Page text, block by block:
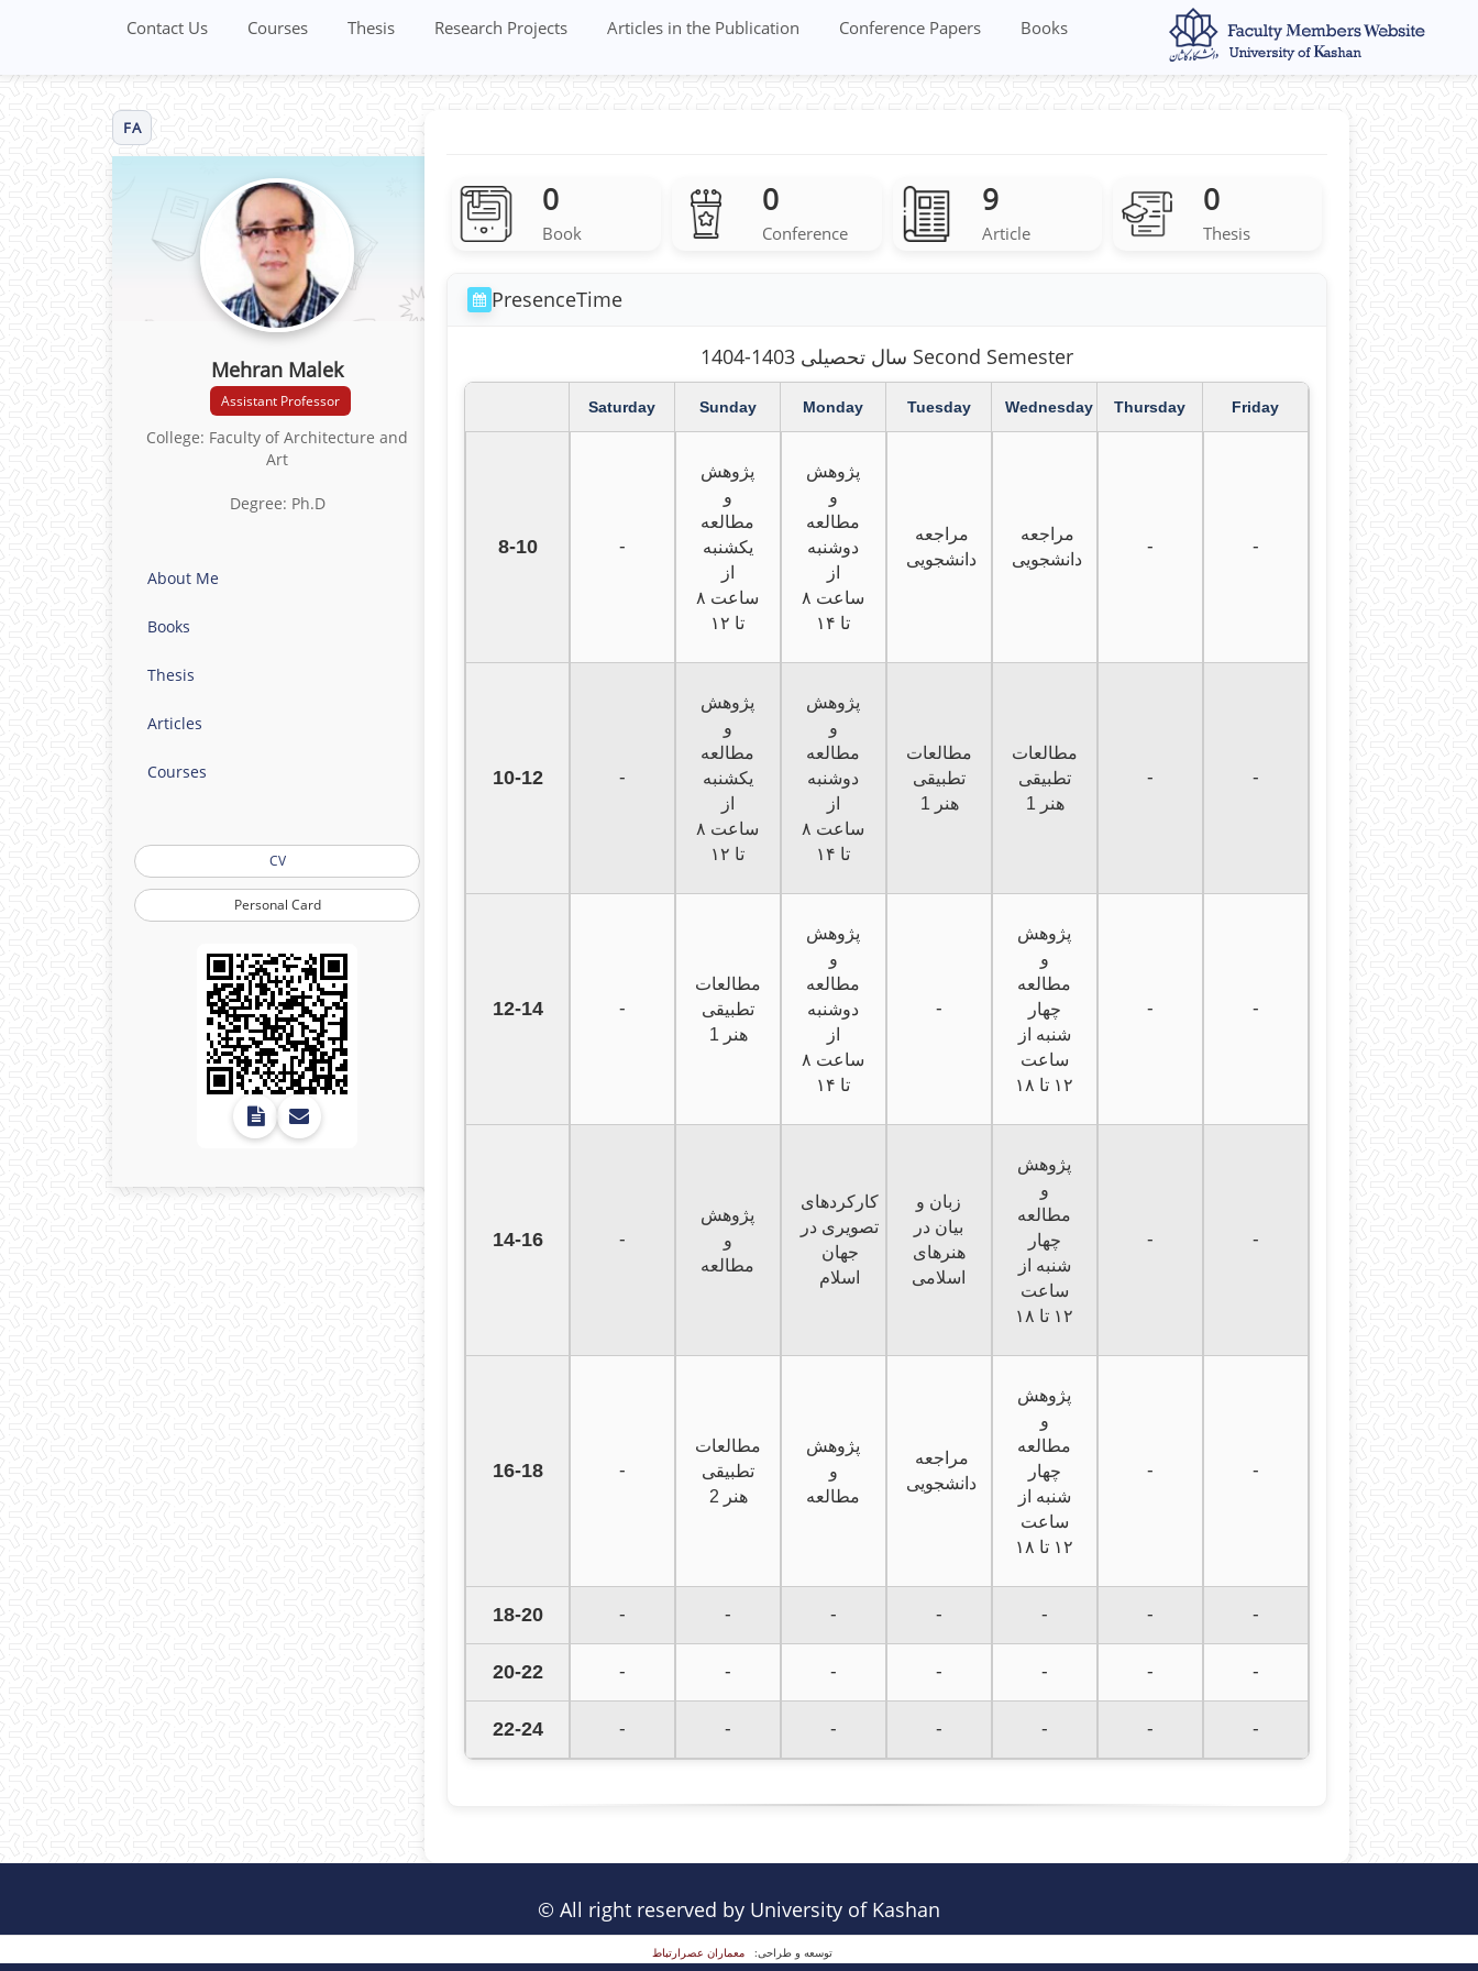
Books
Conference Papers
Articles in the Publication
Research Projects
Thesis
Courses
Contact Us
FA
Mehran Malek
Assistant Professor
College: Faculty of Architecture and
Art
Degree: Ph.D
About Me
Books
Thesis
Articles
Courses
CV
Personal Card
0
Thesis
9
Article
0
Conference
0
Book
PresenceTime
سال تحصیلی 1403-1404 Second Semester
Saturday Sunday Monday Tuesday Wednesday Thursday Friday
8-10 -
پژوهش
و
مطالعه
یکشنبه
از
ساعت ۸
تا ۱۲
پژوهش
و
مطالعه
دوشنبه
از
ساعت ۸
تا ۱۴
مراجعه
دانشجویی
مراجعه
دانشجویی
- -
10-12 -
پژوهش
و
مطالعه
یکشنبه
از
ساعت ۸
تا ۱۲
پژوهش
و
مطالعه
دوشنبه
از
ساعت ۸
تا ۱۴
مطالعات
تطبیقی
هنر 1
مطالعات
تطبیقی
هنر 1
- -
12-14 -
مطالعات
تطبیقی
هنر 1
پژوهش
و
مطالعه
دوشنبه
از
ساعت ۸
تا ۱۴
-
پژوهش
و
مطالعه
چهار
شنبه از
ساعت
۱۲ تا ۱۸
- -
14-16 -
پژوهش
و
مطالعه
کارکردهای
تصویری در
جهان
اسلام
زبان و
بیان در
هنرهای
اسلامی
پژوهش
و
مطالعه
چهار
شنبه از
ساعت
۱۲ تا ۱۸
- -
16-18 -
مطالعات
تطبیقی
هنر 2
پژوهش
و
مطالعه
مراجعه
دانشجویی
پژوهش
و
مطالعه
چهار
شنبه از
ساعت
۱۲ تا ۱۸
- -
18-20 - - - - - - -
20-22 - - - - - - -
22-24 - - - - - - -
© All right reserved by University of Kashan
توسعه و طراحی: معماران عصر‌ارتباط